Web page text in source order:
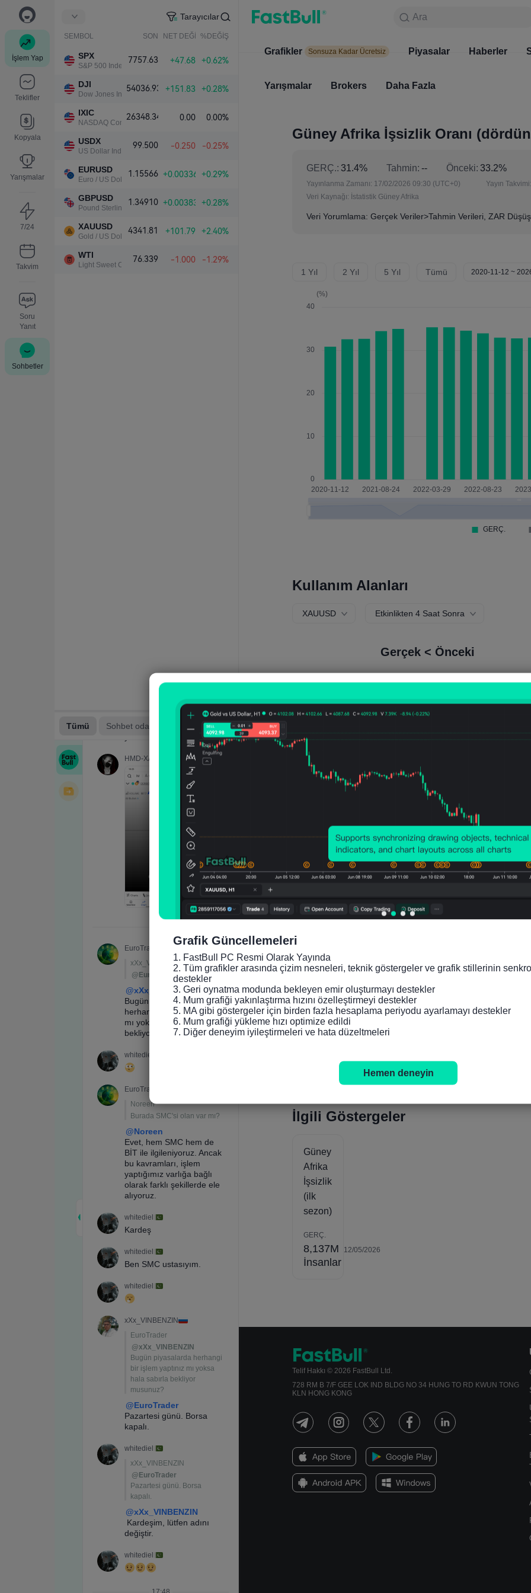
İşlem Yap
Teklifler
Kopyala
Yarışmalar
7/24
Takvim
Soru
Yanıt
Sohbetler
Tarayıcılar
SEMBOL SON NET DEĞİŞ.%DEĞİŞ.
SPX
S&P 500 Index
7757.63 +47.68 +0.62%
DJI
Dow Jones Industrial Average
54036.93 +151.83 +0.28%
IXIC
NASDAQ Composite Index
26348.34 0.00 0.00%
USDX
US Dollar Index
99.500 -0.250 -0.25%
EURUSD
Euro / US Dollar
1.15566 +0.00336 +0.29%
GBPUSD
Pound Sterling / US Dollar
1.34910 +0.00383 +0.28%
XAUUSD
Gold / US Dollar
4341.81 +101.79 +2.40%
WTI
Light Sweet Crude Oil
76.339 -1.000 -1.29%
Ara
Grafikler Sonsuza Kadar Ücretsiz Piyasalar
Yarışmalar
Ara
Ürünler
Grafikler Sonsuza Kadar Ücretsiz Piyasalar Haberler
Yarışmalar Brokers Daha Fazla
Güney Afrika İşsizlik Oranı
GERÇ.: 31.4% Tahmin: -- Önceki: 33.2%
Yayınlanma Zamanı: 17/02/2026 09:30 (UTC+0) Yayın Takvimi:
Veri Kaynağı: İstatistik Güney Afrika
Veri Yorumlama: Gerçek Veriler>Tahmin Verileri, ZAR
1 Yıl 2 Yıl 5 Yıl Tümü
Kullanım Alanları
XAUUSD Etkinlikten 4 Saat Sonra
Gerçek < Önceki
Yükseliş Sayısı: 8
Noktalar
Fiyat Grafiği
İlgili Göstergeler
Güney
Afrika
İşsizlik
(ilk
sezon)
GERÇ.
8,137M
İnsanlar
12/05/2026
Telif Hakkı © 2026 FastBull Ltd.
728 RM B 7/F GEE LOK IND BLDG NO 34 HUNG TO RD KWUN TONG
KLN HONG KONG
Grafik Güncellemeleri
1. FastBull PC Resmi Olarak Yayında
2. Tüm grafikler arasında çizim nesneleri, teknik göstergeler ve grafik stillerinin
destekler
3. Geri oynatma modunda bekleyen emir oluşturmayı destekler
4. Mum grafiği yakınlaştırma hızını özelleştirmeyi destekler
5. MA gibi göstergeler için birden fazla hesaplama periyodu ayarlamayı destekler
6. Mum grafiği yükleme hızı optimize edildi
7. Diğer deneyim iyileştirmeleri ve hata düzeltmeleri
Hemen deneyin